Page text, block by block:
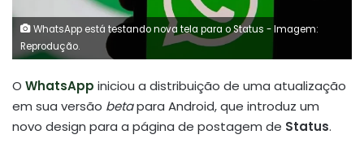
WhatsApp está testando nova tela para o Status - Imagem:
Reprodução.
O WhatsApp iniciou a distribuição de uma atualização
em sua versão betapara Android, que introduz um
novo design para a página de postagem de Status.